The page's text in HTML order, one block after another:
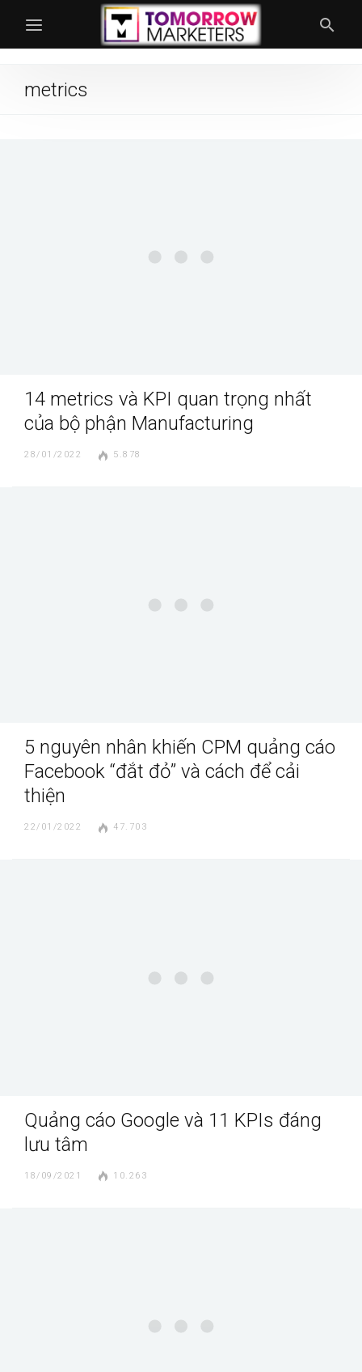
metrics
14 metrics và KPI quan trọng nhất
của bộ phận Manufacturing
28/01/2022 5.878
5 nguyên nhân khiến CPM quảng cáo
Facebook “đắt đỏ” và cách để cải
thiện
22/01/2022 47.703
Quảng cáo Google và 11 KPIs đáng
lưu tâm
18/09/2021 10.263